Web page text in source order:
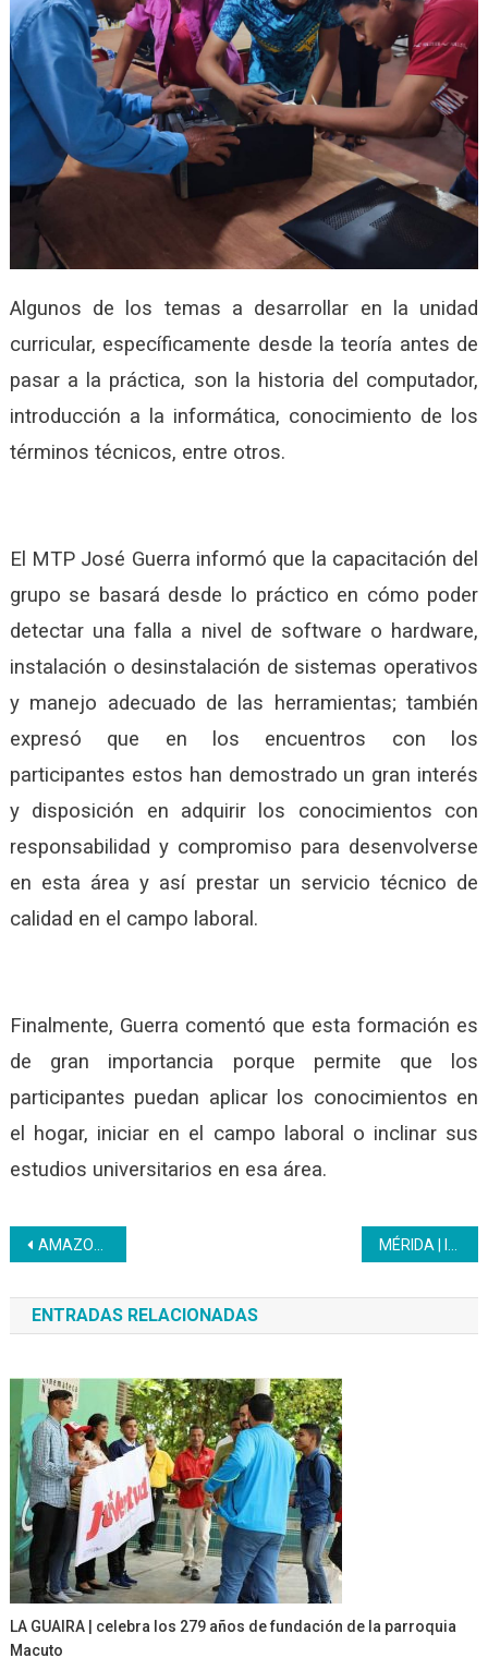
Algunos de los temas a desarrollar en la unidad
curricular, específicamente desde la teoría antes de
pasar a la práctica, son la historia del computador,
introducción a la informática, conocimiento de los
términos técnicos, entre otros.
El MTP José Guerra informó que la capacitación del
grupo se basará desde lo práctico en cómo poder
detectar una falla a nivel de software o hardware,
instalación o desinstalación de sistemas operativos
y manejo adecuado de las herramientas; también
expresó que en los encuentros con los
participantes estos han demostrado un gran interés
y disposición en adquirir los conocimientos con
responsabilidad y compromiso para desenvolverse
en esta área y así prestar un servicio técnico de
calidad en el campo laboral.
Finalmente, Guerra comentó que esta formación es
de gran importancia porque permite que los
participantes puedan aplicar los conocimientos en
el hogar, iniciar en el campo laboral o inclinar sus
estudios universitarios en esa área.
Navegación
de
entradas
AMAZONAS | Inces Inició con la nueva unidad curricular Masa Básica de Pastelería
ENTRADAS RELACIONADAS
LA GUAIRA | celebra los 279 años de fundación de la parroquia
Macuto